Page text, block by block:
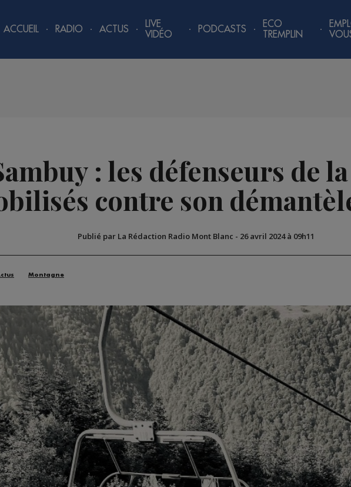
ACCUEIL RADIO ACTUS
LIVE
VIDÉO
PODCASTS
ECO
TREMPLIN
: les défenseurs de
contre son
Publié par La Rédaction Radio Mont Blanc - 26 avril 2024 à 09h11
Montagne